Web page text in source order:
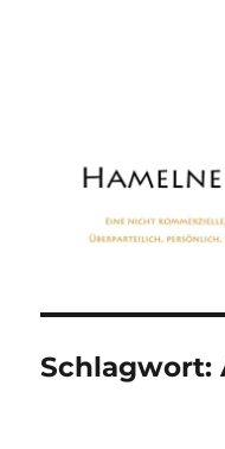
Schlagwort: